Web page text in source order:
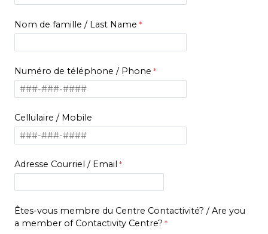
Nom de famille / Last Name
Numéro de téléphone / Phone
Cellulaire / Mobile
Adresse Courriel / Email
Êtes-vous membre du Centre Contactivité? /Are you
a member of Contactivity Centre?